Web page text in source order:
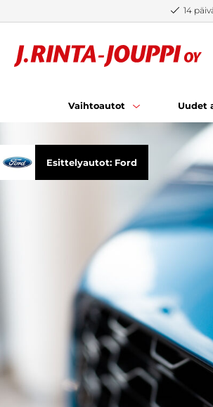
14
Vaihtoautot Uudet
Esittelyautot: Ford